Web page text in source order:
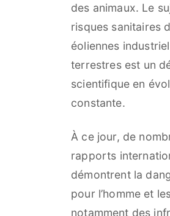
des animaux. Le
risques sanitaires
éoliennes
terrestres est un
scientifique en
constante.
À ce jour, de
rapports
démontrent la
pour l’homme et
notamment des